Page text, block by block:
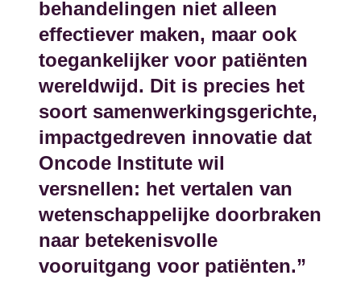
behandelingen niet alleen
effectiever maken, maar ook
toegankelijker voor patiënten
wereldwijd. Dit is precies het
soort samenwerkingsgerichte,
impactgedreven innovatie dat
Oncode Institute wil
versnellen: het vertalen van
wetenschappelijke doorbraken
naar betekenisvolle
vooruitgang voor patiënten.”